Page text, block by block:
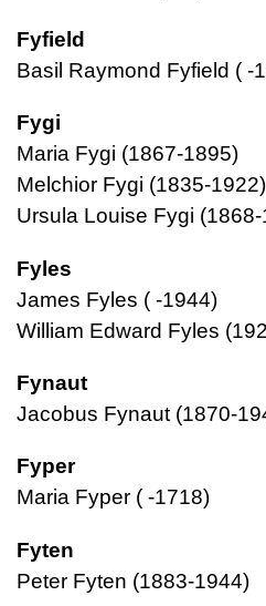
Fyfield
Basil Raymond Fyfield ( -
Fygi
Maria Fygi (1867-1895)
Melchior Fygi (1835-1922)
Ursula Louise Fygi
Fyles
James Fyles ( -1944)
William Edward Fyles
Fynaut
Jacobus Fynaut (1870-
Fyper
Maria Fyper ( -1718)
Fyten
Peter Fyten (1883-1944)